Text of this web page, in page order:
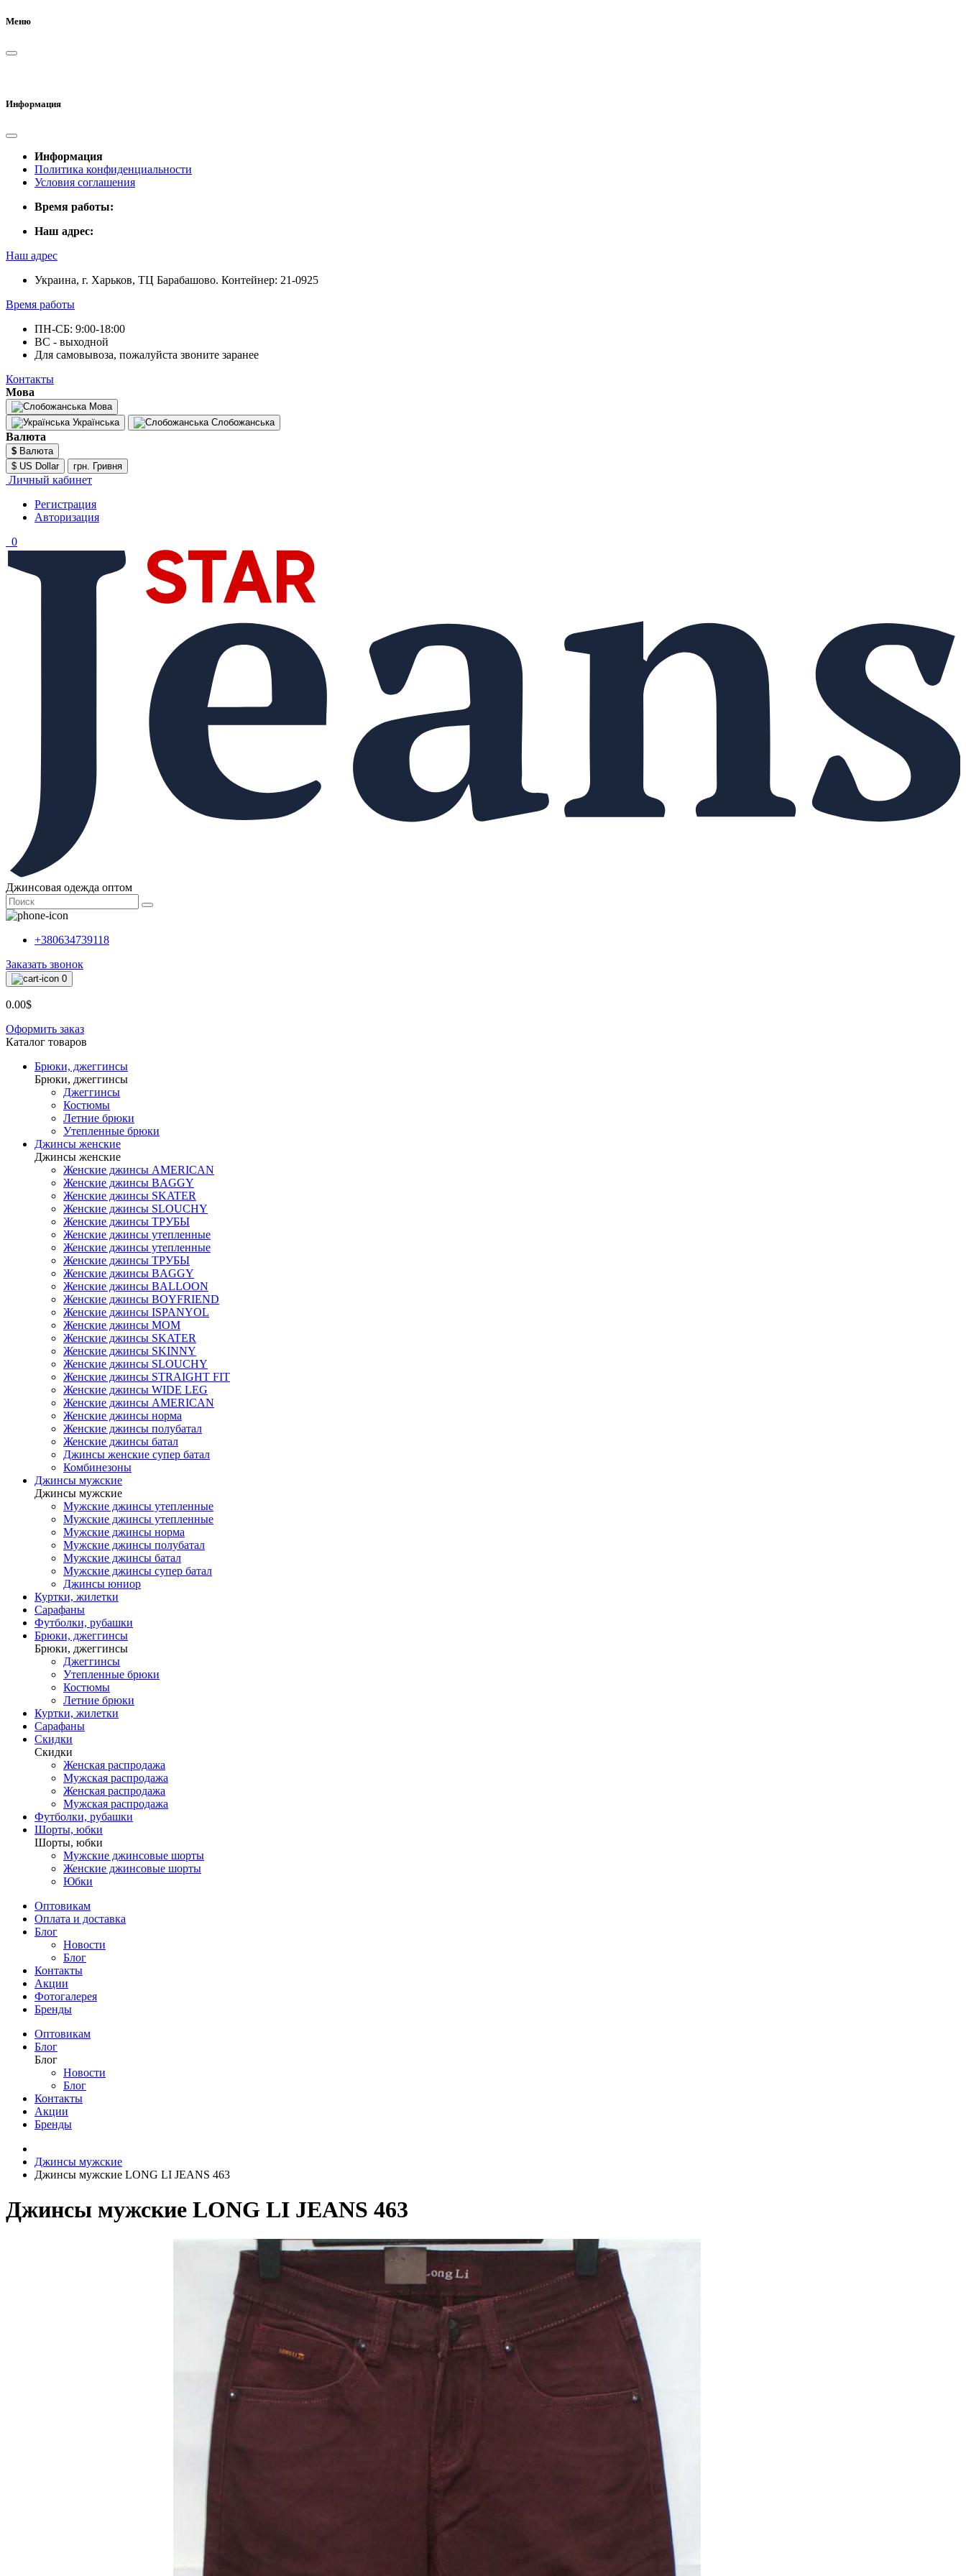
Меню
Информация
Информация
Политика конфиденциальности
Условия соглашения
Время работы:
Наш адрес:
Наш адрес
Украина, г. Харьков, ТЦ Барабашово. Контейнер: 21-0925
Время работы
ПН-СБ: 9:00-18:00
ВС - выходной
Для самовывоза, пожалуйста звоните заранее
Контакты
Мова
Мова
Українська
Слобожанська
Валюта
$ Валюта
$ US Dollar
грн. Гривня
Личный кабинет
Регистрация
Авторизация
0
Джинсовая одежда оптом
+380634739118
Заказать звонок
0
0.00$
Оформить заказ
Каталог товаров
Брюки, джеггинсы
Брюки, джеггинсы
Джеггинсы
Костюмы
Летние брюки
Утепленные брюки
Джинсы женские
Джинсы женские
Женские джинсы AMERICAN
Женские джинсы BAGGY
Женские джинсы SKATER
Женские джинсы SLOUCHY
Женские джинсы ТРУБЫ
Женские джинсы утепленные
Женские джинсы утепленные
Женские джинсы ТРУБЫ
Женские джинсы BAGGY
Женские джинсы BALLOON
Женские джинсы BOYFRIEND
Женские джинсы ISPANYOL
Женские джинсы МОМ
Женские джинсы SKATER
Женские джинсы SKINNY
Женские джинсы SLOUCHY
Женские джинсы STRAIGHT FIT
Женские джинсы WIDE LEG
Женские джинсы AMERICAN
Женские джинсы норма
Женские джинсы полубатал
Женские джинсы батал
Джинсы женские супер батал
Комбинезоны
Джинсы мужские
Джинсы мужские
Мужские джинсы утепленные
Мужские джинсы утепленные
Мужские джинсы норма
Мужские джинсы полубатал
Мужские джинсы батал
Мужские джинсы супер батал
Джинсы юниор
Куртки, жилетки
Сарафаны
Футболки, рубашки
Брюки, джеггинсы
Брюки, джеггинсы
Джеггинсы
Утепленные брюки
Костюмы
Летние брюки
Куртки, жилетки
Сарафаны
Скидки
Скидки
Женская распродажа
Мужская распродажа
Женская распродажа
Мужская распродажа
Футболки, рубашки
Шорты, юбки
Шорты, юбки
Мужские джинсовые шорты
Женские джинсовые шорты
Юбки
Оптовикам
Оплата и доставка
Блог
Новости
Блог
Контакты
Акции
Фотогалерея
Бренды
Оптовикам
Блог
Блог
Новости
Блог
Контакты
Акции
Бренды
Джинсы мужские
Джинсы мужские LONG LI JEANS 463
Джинсы мужские LONG LI JEANS 463